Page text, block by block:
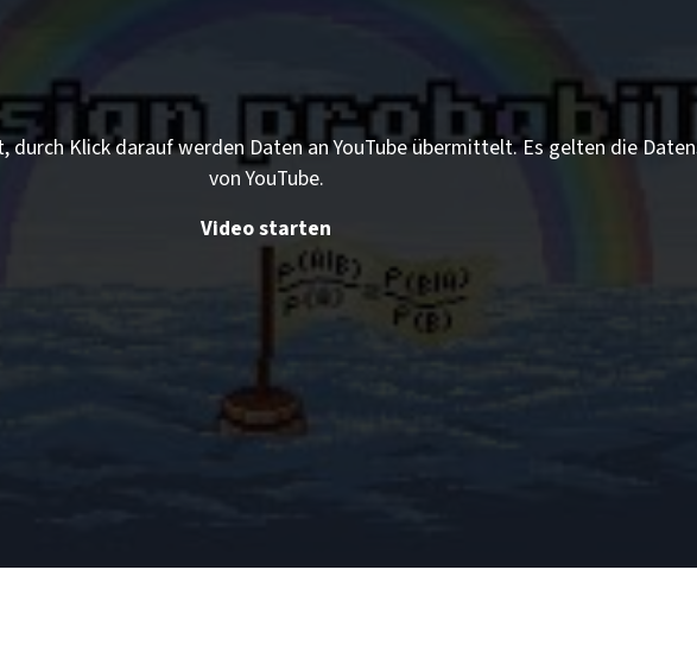
durch Klick darauf werden Daten an YouTube übermittelt. Es gelten die
von YouTube.
Video starten